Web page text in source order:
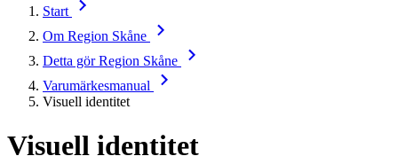
Start
Om Region Skåne
Detta gör Region Skåne
Varumärkesmanual
Visuell identitet
Visuell identitet